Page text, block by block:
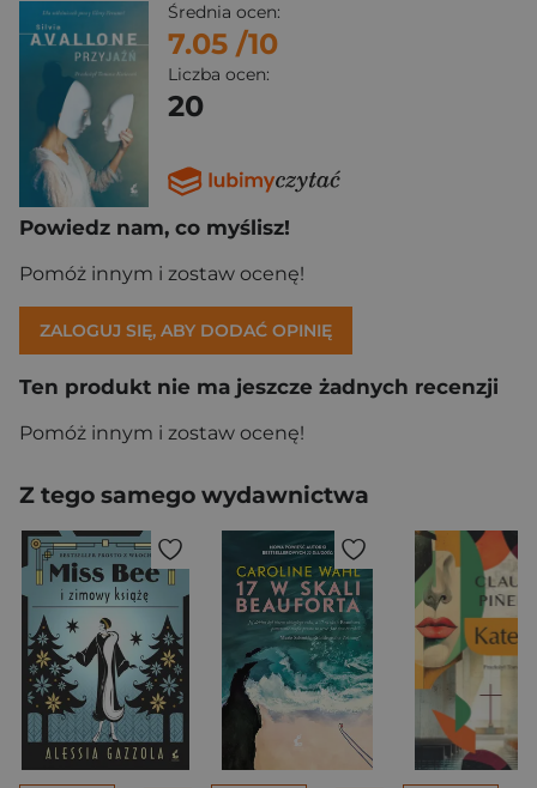
Średnia ocen:
7.05 /10
Liczba ocen:
20
Powiedz nam, co myślisz!
Pomóż innym i zostaw ocenę!
ZALOGUJ SIĘ, ABY DODAĆ OPINIĘ
Ten produkt nie ma jeszcze żadnych recenzji
Pomóż innym i zostaw ocenę!
Z tego samego wydawnictwa